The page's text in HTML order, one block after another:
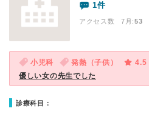
1件
アクセス数 7月:53
小児科 発熱（子供）
4.5
優しい女の先生でした
診療科目：